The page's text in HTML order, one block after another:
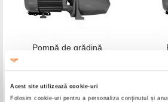
Acest site utilizează cookie-uri
Folosim cookie-uri pentru a personaliza conținutul și
Pompă de grădină
Putere motor - 1100W
Înălțime max. refulare - 55m